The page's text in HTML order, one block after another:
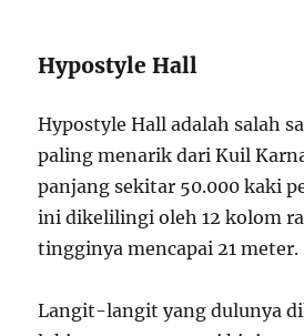
Hypostyle Hall
Hypostyle Hall adalah salah
paling menarik dari Kuil
panjang sekitar 50.000 kaki
ini dikelilingi oleh 12 kolom
tingginya mencapai 21 meter.
Langit-langit yang dulunya